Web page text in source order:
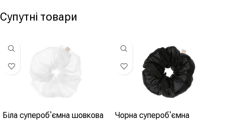
Супутні товари
Біла суперобʼємна шовкова
Чорна суперобʼємна